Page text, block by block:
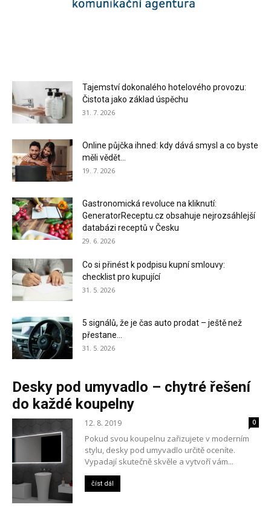
Tajemství dokonalého hotelového provozu:
Čistota jako základ úspěchu
31. 7. 2026
Online půjčka ihned: kdy dává smysl a co byste
měli vědět...
19. 7. 2026
Gastronomická revoluce na kliknutí:
GeneratorReceptu.cz obsahuje nejrozsáhlejší
databázi receptů v Česku
29. 6. 2026
Co si přinést k podpisu kupní smlouvy:
checklist pro kupující
31. 5. 2026
5 signálů, že je čas auto prodat – ještě než
přestane...
31. 5. 2026
Desky pod umyvadlo – chytré řešení
do každé koupelny
12. 8. 2019 0
Pokud svou koupelnu zařizujete v moderním
stylu, desky pod umyvadlo určitě oceníte.
Vypadají skutečně skvěle a vytvoří vám...
číst dál